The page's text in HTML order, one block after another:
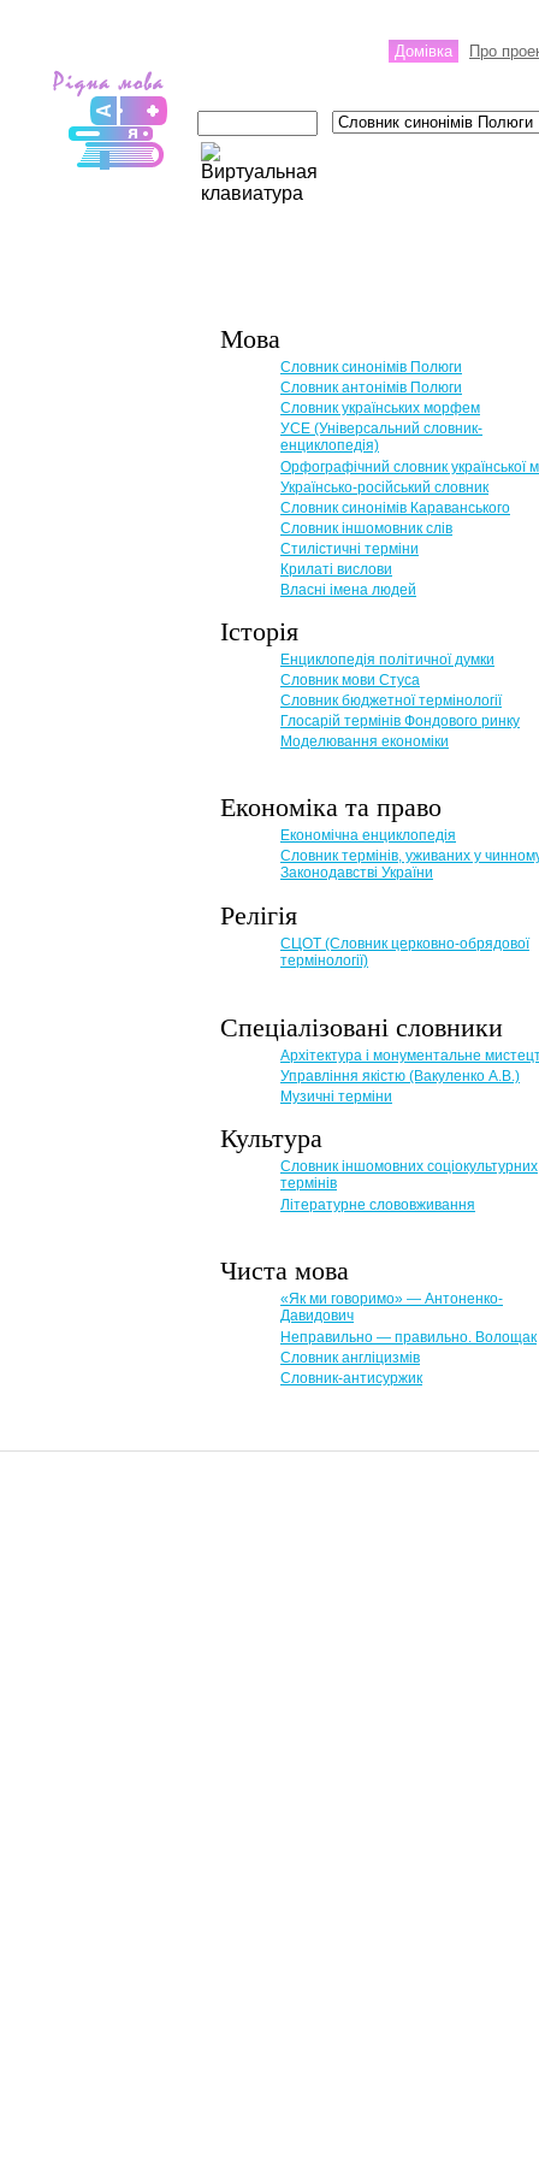
Домівка Про
Мова
Словник синонімів Полюги
Словник антонімів Полюги
Словник українських морфем
УСЕ (Універсальний словник-
енциклопедія)
Орфографічний словник української
Українсько-російський словник
Словник синонімів Караванського
Словник іншомовник слів
Стилістичні терміни
Крилаті вислови
Власні імена людей
Історія
Енциклопедія політичної думки
Словник мови Стуса
Словник бюджетної термінології
Глосарій термінів Фондового ринку
Моделювання економіки
Економіка та право
Eкономічна енциклопедія
Словник термінів, уживаних у
Законодавстві України
Релігія
СЦОТ (Словник церковно-обрядової
термінології)
Спеціалізовані словники
Архітектура і монументальне
Управління якістю (Вакуленко А.В.)
Музичні терміни
Культура
Словник іншомовних соціокультурних
термінів
Літературне слововживання
Чиста мова
«Як ми говоримо» — Антоненко-
Давидович
Неправильно — правильно. Волощак
Словник англіцизмів
Словник-антисуржик